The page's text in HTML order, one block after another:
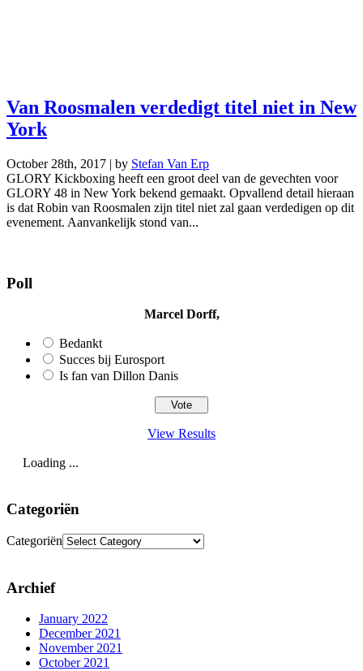
Van Roosmalen verdedigt titel niet in New
York
October 28th, 2017 | by Stefan Van Erp
GLORY Kickboxing heeft een groot deel van de gevechten voor
GLORY 48 in New York bekend gemaakt. Opvallend detail hieraan
is dat Robin van Roosmalen zijn titel niet zal gaan verdedigen op dit
evenement. Aanvankelijk stond van...
Poll
Marcel Dorff,
Bedankt
Succes bij Eurosport
Is fan van Dillon Danis
View Results
Loading ...
Categoriën
Categoriën
Archief
January 2022
December 2021
November 2021
October 2021